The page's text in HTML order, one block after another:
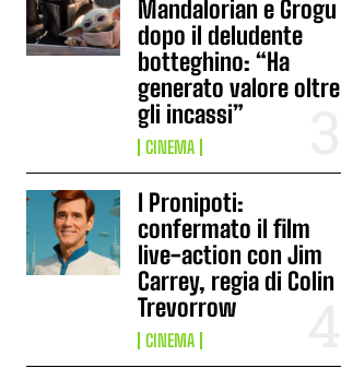
Mandalorian e Grogu
dopo il deludente
botteghino: “Ha
generato valore oltre
gli incassi”
CINEMA
I Pronipoti:
confermato il film
live-action con Jim
Carrey, regia di Colin
Trevorrow
CINEMA